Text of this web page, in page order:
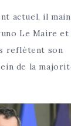
actuel, il
Le Maire et
reflètent son
de la